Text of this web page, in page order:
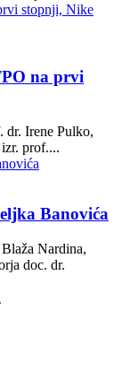
na prvi
dr. Irene Pulko,
prof....
Banovića
Nardina,
doc. dr.